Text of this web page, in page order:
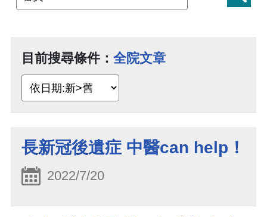
目前搜尋條件： 全院文章
長新冠後遺症 中醫can help！
2022/7/20